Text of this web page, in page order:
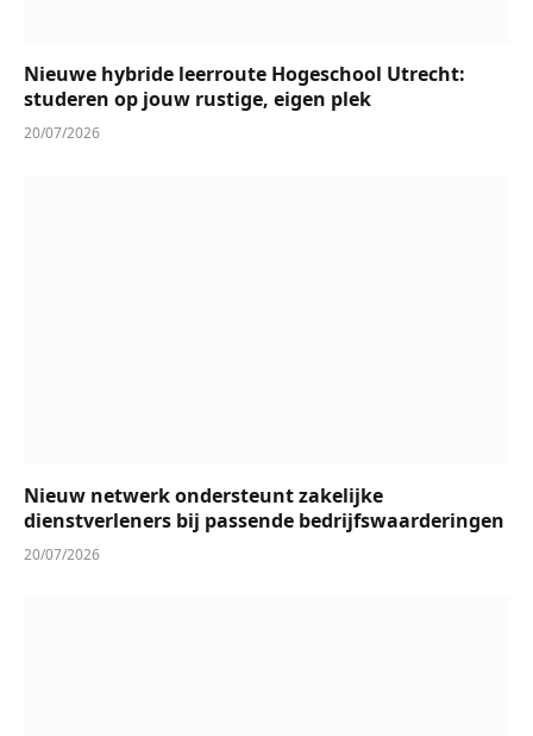
Nieuwe hybride leerroute Hogeschool Utrecht:
studeren op jouw rustige, eigen plek
20/07/2026
Nieuw netwerk ondersteunt zakelijke
dienstverleners bij passende bedrijfswaarderingen
20/07/2026